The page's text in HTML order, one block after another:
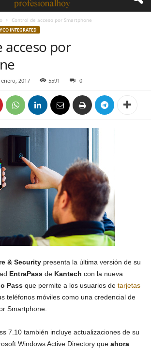
Control de acceso por Smartphone
INTEGRATED
acceso por
enero, 2017 5591 0
& Security presenta la última versión de su
EntraPass de Kantech con la nueva
Pass que permite a los usuarios de tarjetas
teléfonos móviles como una credencial de
Smartphone.
7.10 también incluye actualizaciones de su
Windows Active Directory que ahora